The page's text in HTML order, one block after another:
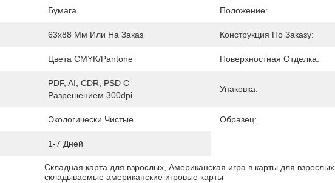
Бумага Положение:
63x88 Мм Или На Заказ Конструкция По Заказу:
Цвета CMYK/Pantone Поверхностная Отделка:
PDF, AI, CDR, PSD С
Разрешением 300dpi
Упаковка:
Экологически Чистые Образец:
1-7 Дней
Складная карта для взрослых , Американская игра в карты для взрослых
складываемые американские игровые карты